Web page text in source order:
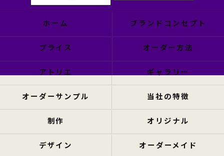
ホーム ブランドコンセプト
プライス オーダー方法
アトリエ ギャラリー
オーダーサンプル 当社の特徴
制作 オリジナル
デザイン オーダーメイド